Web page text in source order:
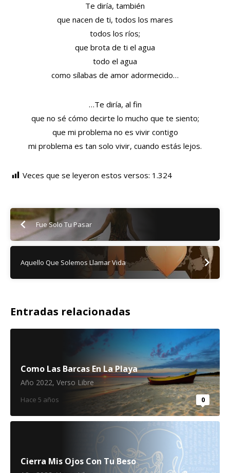
Te diría, también
que nacen de ti, todos los mares
todos los ríos;
que brota de ti el agua
todo el agua
como sílabas de amor adormecido…
…Te diría, al fin
que no sé cómo decirte lo mucho que te siento;
que mi problema no es vivir contigo
mi problema es tan solo vivir, cuando estás lejos.
Veces que se leyeron estos versos: 1.324
Fue Solo Tu Pasar
Aquello Que Solemos Llamar Vida
Entradas relacionadas
Como Las Barcas En La Playa
Año 2022, Verso Libre
Hace 5 años 0
Cierra Mis Ojos Con Tu Beso